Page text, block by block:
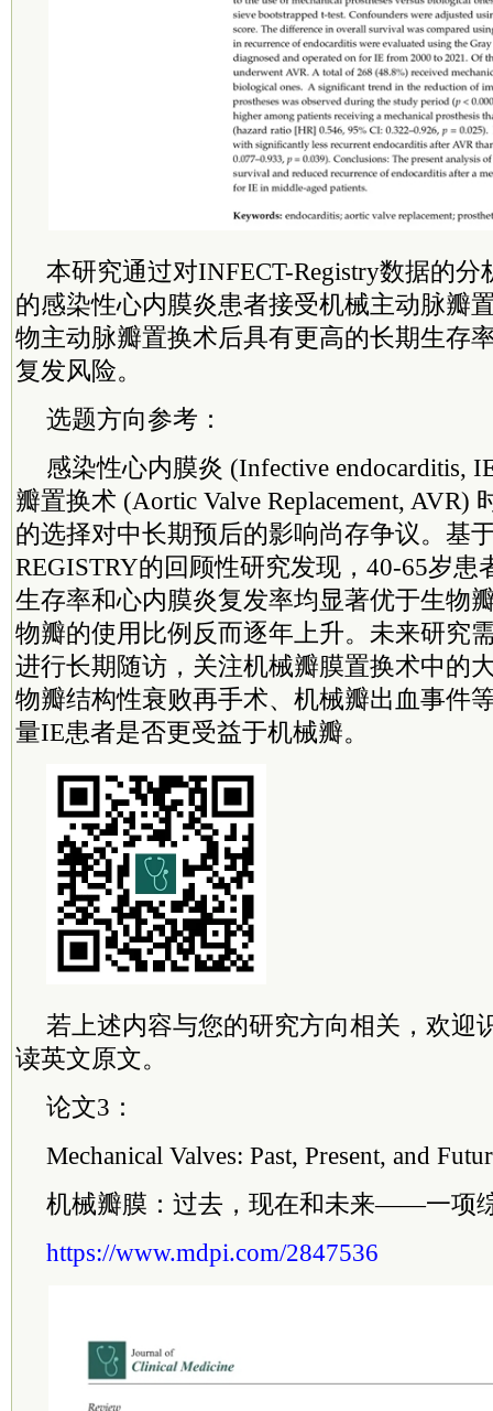
本研究通过对INFECT-Registry数据的分
的感染性心内膜炎患者接受机械主动脉瓣
物主动脉瓣置换术后具有更高的长期生存
复发风险。
选题方向参考：
感染性心内膜炎 (Infective endocarditis,
瓣置换术 (Aortic Valve Replacement, AVR)
的选择对中长期预后的影响尚存争议。基
REGISTRY的回顾性研究发现，40-65岁患
生存率和心内膜炎复发率均显著优于生物
物瓣的使用比例反而逐年上升。未来研究
进行长期随访，关注机械瓣膜置换术中的
物瓣结构性衰败再手术、机械瓣出血事件
量IE患者是否更受益于机械瓣。
若上述内容与您的研究方向相关，欢迎
读英文原文。
论文3：
Mechanical Valves: Past, Present, and
机械瓣膜：过去，现在和未来——一项
https://www.mdpi.com/2847536